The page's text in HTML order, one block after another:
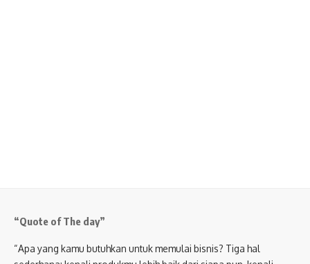
“Quote of The day”
“Apa yang kamu butuhkan untuk memulai bisnis? Tiga hal